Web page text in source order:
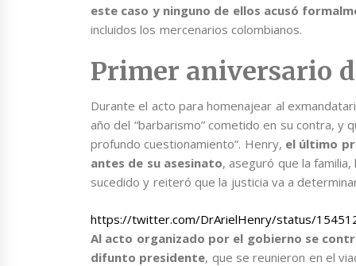
este caso y ninguno de ellos acusó
incluidos los mercenarios colombianos.
Primer aniversario
Durante el acto para homenajear al
año del “barbarismo” cometido en su contra, y
profundo cuestionamiento”. Henry, el último
antes de su asesinato, aseguró que la
sucedido y reiteró que la justicia va a
https://twitter.com/DrArielHenry/status/
Al acto organizado por el gobierno se
difunto presidente, que se reunieron en el